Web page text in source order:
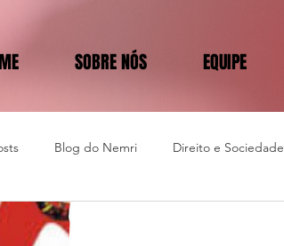
SOBRE NÓS EQUIPE
Blog do Nemri Direito e Sociedade
e Diplomacia